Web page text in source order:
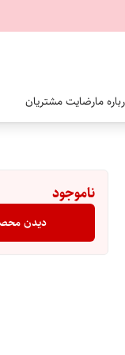
مارضایت مشتریان
ناموجود
دیدن